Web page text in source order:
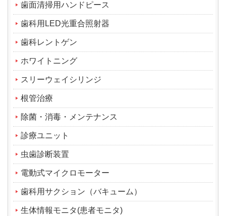
歯面清掃用ハンドピース
歯科用LED光重合照射器
歯科レントゲン
ホワイトニング
スリーウェイシリンジ
根管治療
除菌・消毒・メンテナンス
診療ユニット
虫歯診断装置
電動式マイクロモーター
歯科用サクション（バキューム）
生体情報モニタ(患者モニタ)